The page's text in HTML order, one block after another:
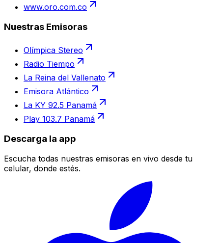
www.oro.com.co
Nuestras Emisoras
Olímpica Stereo
Radio Tiempo
La Reina del Vallenato
Emisora Atlántico
La KY 92.5 Panamá
Play 103.7 Panamá
Descarga la app
Escucha todas nuestras emisoras en vivo desde tu
celular, donde estés.